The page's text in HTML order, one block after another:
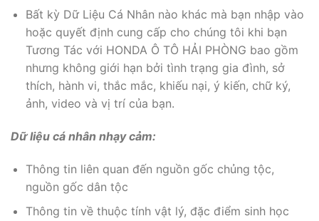
Bất kỳ Dữ Liệu Cá Nhân nào khác mà bạn nhập vào
hoặc quyết định cung cấp cho chúng tôi khi bạn
Tương Tác với HONDA Ô TÔ HẢI PHÒNG bao gồm
nhưng không giới hạn bởi tình trạng gia đình, sở
thích, hành vi, thắc mắc, khiếu nại, ý kiến, chữ ký,
ảnh, video và vị trí của bạn.
Dữ liệu cá nhân nhạy cảm:
Thông tin liên quan đến nguồn gốc chủng tộc,
nguồn gốc dân tộc
Thông tin về thuộc tính vật lý, đặc điểm sinh học